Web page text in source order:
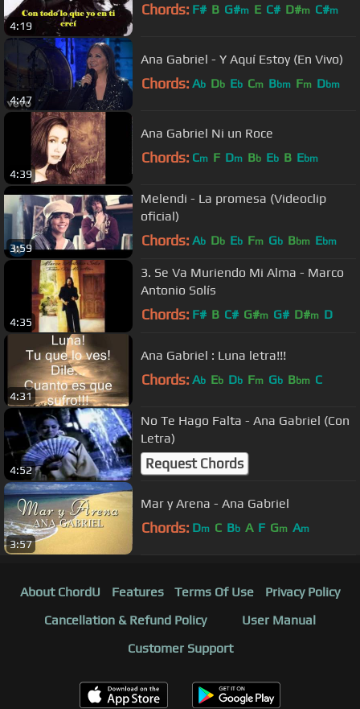
4:19
Chords: F# B G#m E C# D#m C#m
4:47
Ana Gabriel - Y Aquí Estoy (En Vivo)
Chords: Ab Db Eb Cm Bbm Fm Dbm
4:39
Ana Gabriel Ni un Roce
Chords: Cm F Dm Bb Eb B Ebm
3:59
Melendi - La promesa (Videoclip
oficial)
Chords: Ab Db Eb Fm Gb Bbm Ebm
4:35
3. Se Va Muriendo Mi Alma - Marco
Antonio Solís
Chords: F# B C# G#m G# D#m D
4:31
Ana Gabriel : Luna letra!!!
Chords: Ab Eb Db Fm Gb Bbm C
4:52
No Te Hago Falta - Ana Gabriel (Con
Letra)
Request Chords
3:57
Mar y Arena - Ana Gabriel
Chords: Dm C Bb A F Gm Am
About ChordU Features Terms Of Use
Privacy Policy
Cancellation & Refund Policy
User Manual
Customer Support